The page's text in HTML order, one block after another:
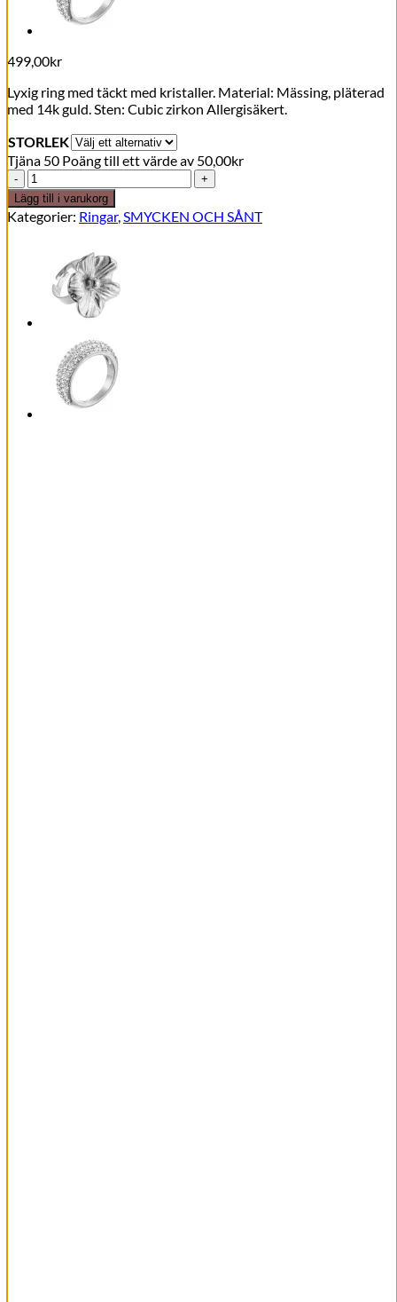
499,00kr
Lyxig ring med täckt med kristaller. Material: Mässing, pläterad
med 14k guld. Sten: Cubic zirkon Allergisäkert.
STORLEK
Tjäna 50 Poäng till ett värde av 50,00kr
Rock
Crystal
ring,
gold
mängd
Lägg till i varukorg
Kategorier: Ringar,SMYCKEN OCH SÅNT